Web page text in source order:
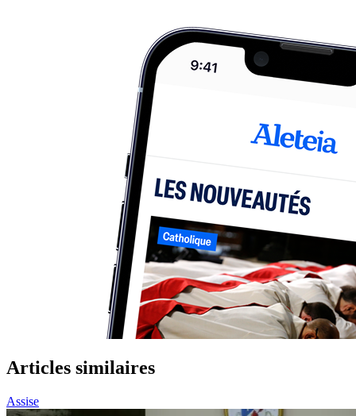
Articles similaires
Assise